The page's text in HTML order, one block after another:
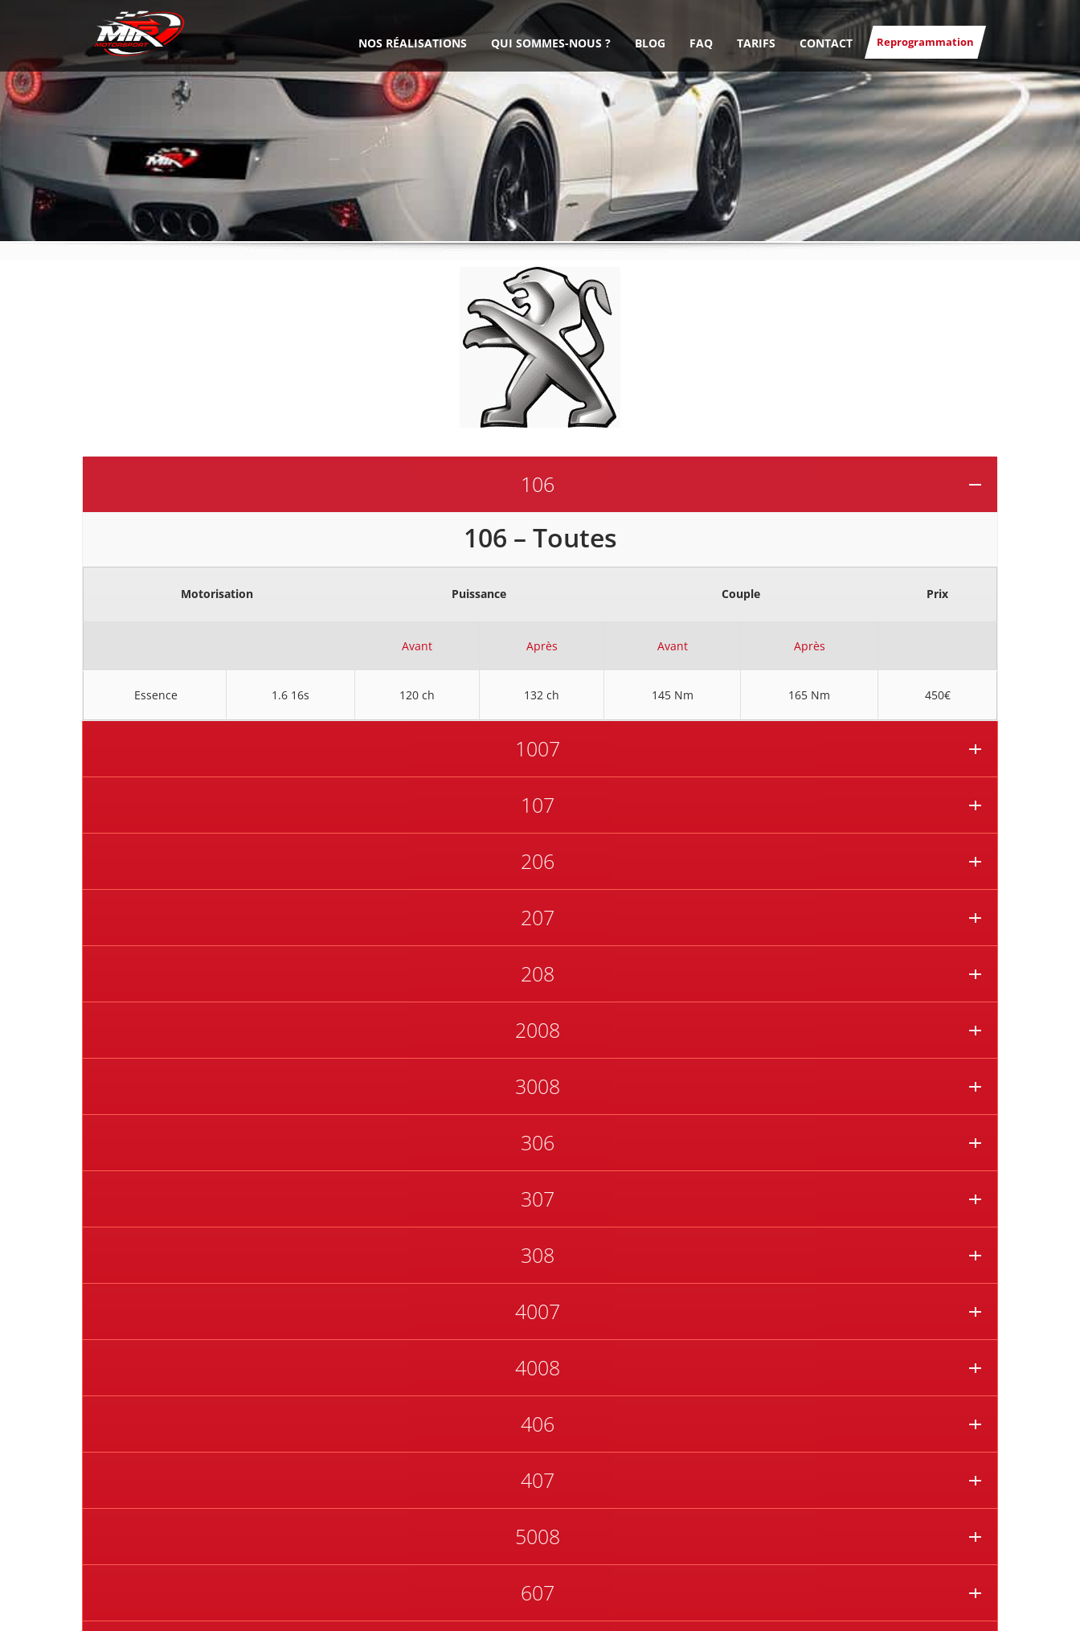
NOS RÉALISATIONS QUI SOMMES-NOUS ? BLOG FAQ TARIFS CONTACT Reprogrammation
106
106 – Toutes
Motorisation Puissance Couple Prix
Avant Après Avant Après
Essence 1.6 16s 120 ch 132 ch 145 Nm 165 Nm 450€
1007
107
206
207
208
2008
3008
306
307
308
4007
4008
406
407
5008
607